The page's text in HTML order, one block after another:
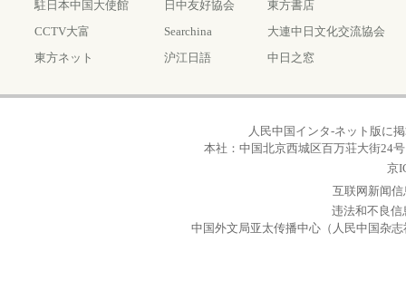
駐日本中国大使館
日中友好協会
東方書店
CCTV大富
Searchina
大連中日文化交流協会
東方ネット
沪江日語 中日之窓
人民中国インタ-ネット版に
本社：中国北京西城区百万荘大街
京
互联网新闻
违法和不良信
中国外文局亚太传播中心（人民中国杂